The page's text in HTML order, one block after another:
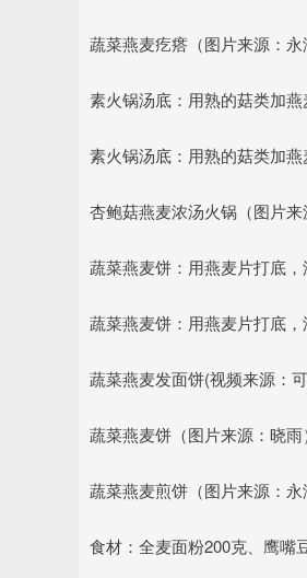
蔬菜燕麦疙瘩（图片来源：永
素火锅汤底：用熟的菇类加
素火锅汤底：用熟的菇类加
杏鲍菇燕麦浓汤火锅（图片来
蔬菜燕麦饼：用燕麦片打底，
蔬菜燕麦饼：用燕麦片打底，
蔬菜燕麦发面饼(视频来源：
蔬菜燕麦饼（图片来源：晓雨
蔬菜燕麦煎饼（图片来源：永
食材：全麦面粉200克、鹰嘴